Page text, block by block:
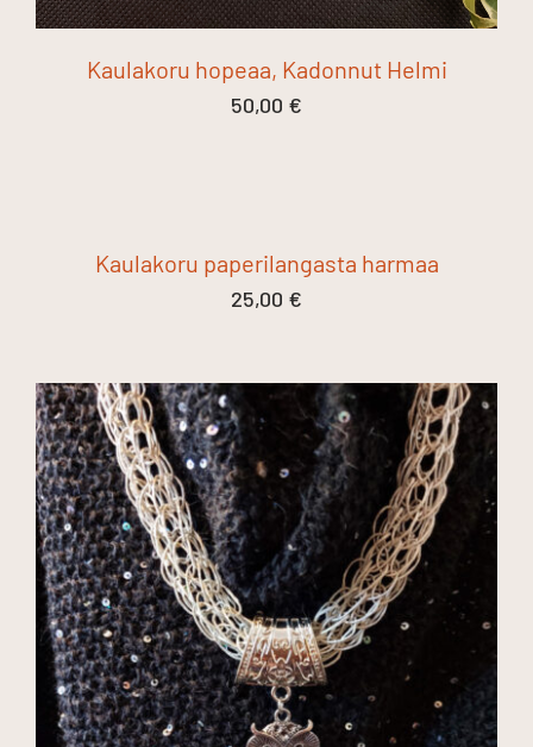
Kaulakoru hopeaa, Kadonnut Helmi
50,00 €
Kaulakoru paperilangasta harmaa
25,00 €